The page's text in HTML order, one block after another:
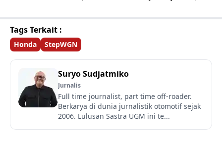
Tags Terkait :
Honda StepWGN
Suryo Sudjatmiko
Jurnalis
Full time journalist, part time off-roader.
Berkarya di dunia jurnalistik otomotif sejak
2006. Lulusan Sastra UGM ini te...